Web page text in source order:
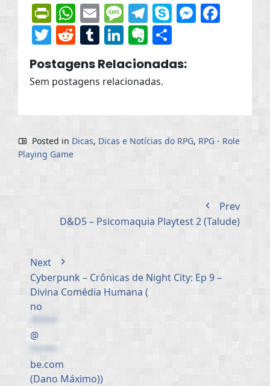
PrintFriendly
WhatsApp
EmailMessage
Telegram
Skype
Twitter
Reddit
Tumblr
LinkedIn
Evernote
Postagens Relacionadas:
Sem postagens relacionadas.
Posted in Dicas, Dicas e Notícias do RPG, RPG - Role
Playing Game
Prev
D&D5 – Psicomaquia Playtest 2 (Talude)
Next
Cyberpunk – Crônicas de Night City: Ep 9 –
Divina Comédia Humana (
no
*****
@
*****
be.com
(Dano Máximo))